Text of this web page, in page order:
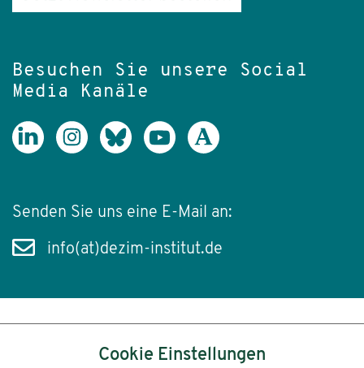
Besuchen Sie unsere Social
Media Kanäle
Senden Sie uns eine E-Mail an:
info(at)dezim-institut.de
Cookie Einstellungen